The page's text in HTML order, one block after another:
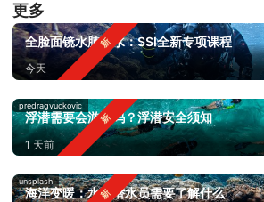
更多
全脸面镜水肺潜水：SSI全新专项课程
今天
predragvuckovic
浮潜需要会游泳吗？浮潜安全须知
1 天前
unsplash
海洋变暖：水肺潜水员需要了解什么